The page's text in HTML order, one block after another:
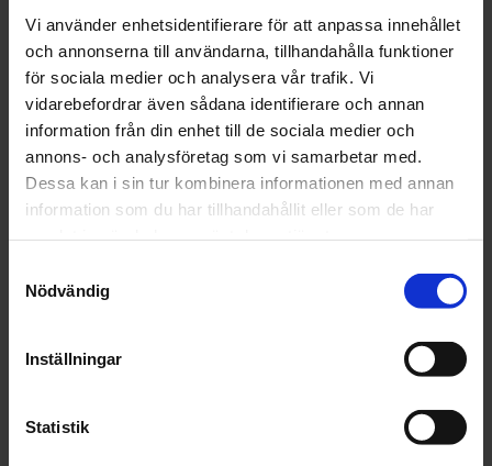
Vi använder enhetsidentifierare för att anpassa innehållet
och annonserna till användarna, tillhandahålla funktioner
för sociala medier och analysera vår trafik. Vi
vidarebefordrar även sådana identifierare och annan
information från din enhet till de sociala medier och
annons- och analysföretag som vi samarbetar med.
Dessa kan i sin tur kombinera informationen med annan
information som du har tillhandahållit eller som de har
Nödvändig
Inställningar
Statistik
Finns i följande rullmotstånd:
2:or - Normalrull
3:or - Trögt rull
Rosa PU-hjul finner du här